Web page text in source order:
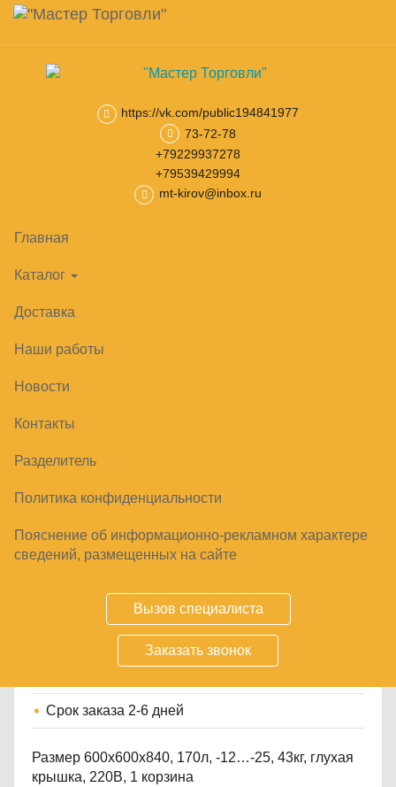
Skip
main
content
Навигация
https://vk.com/public194841977
73-72-78
+79229937278
+79539429994
mt-kirov@inbox.ru
Главная
Каталог
Доставка
Наши работы
Новости
Контакты
Разделитель
Политика конфиденциальности
Пояснение об информационно-рекламном характере
сведений, размещенных на сайте
Вызов специалиста
Заказать звонок
Корзина
товар(ов)
Лари морозильные Морозильные лари с глухой
ЛАРЬ МОРОЗИЛЬНЫЙ FROSTOR F180S
₽
Срок заказа 2-6 дней
Размер 600х600х840, 170л, -12…-25, 43кг, глухая
крышка, 220В, 1 корзина